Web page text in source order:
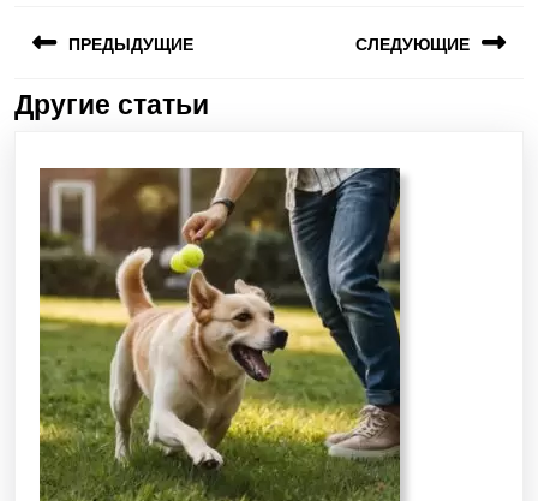
ПРЕДЫДУЩИЕ СЛЕДУЮЩИЕ
Другие статьи